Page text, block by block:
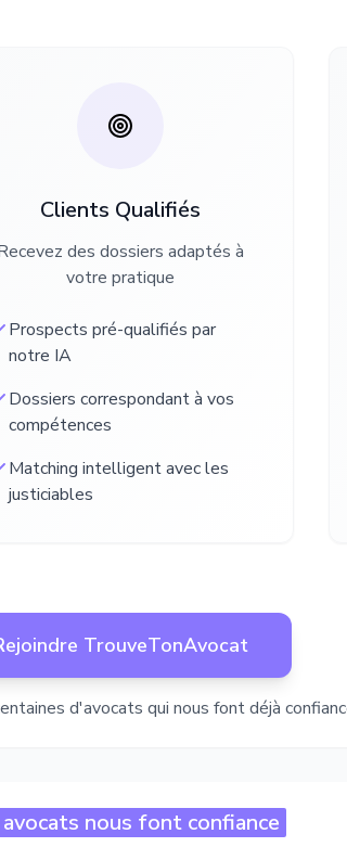
Clients Qualifiés
des dossiers adaptés à
votre pratique
Prospects pré-qualifiés par
notre IA
Dossiers correspondant à vos
compétences
Matching intelligent avec les
justiciables
TrouveTonAvocat
d'avocats qui nous font déjà
avocats nous font confiance